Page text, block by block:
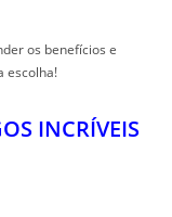
os benefícios e
escolha!
INCRÍVEIS